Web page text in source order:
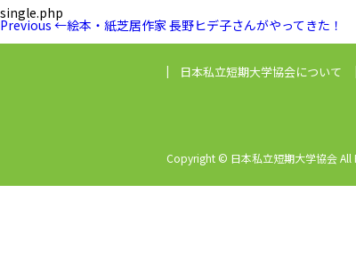
single.php
投
ナ
Previous
Previous ←絵本・紙芝居作家 長野ヒデ子さんがやってきた！
日本私立短期大学協会について
Copyright © 日本私立短期大学協会 All